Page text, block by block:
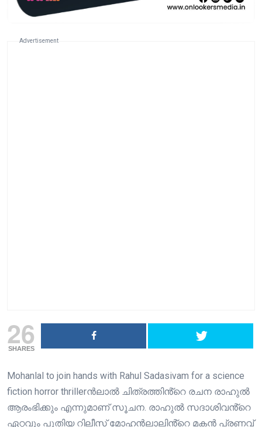
Advertisement
26
SHARES
Mohanlal to join hands with Rahul Sadasivam for a science
fiction horror thrillerൻലാൽ ചിത്രത്തിൻ്റെ രചന രാഹുൽ
ആരംഭിക്കും എന്നുമാണ് സൂചന. രാഹുൽ സദാശിവൻ്റെ
ഏറ്റവും പുതിയ റിലീസ് മോഹൻലാലിൻ്റെ മകൻ പ്രണവ്